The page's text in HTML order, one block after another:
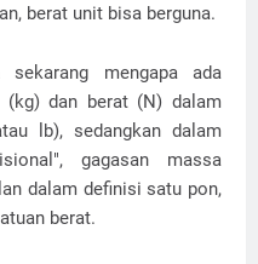
berat unit bisa berguna.
sekarang mengapa ada
dan berat (N) dalam
lb), sedangkan dalam
gagasan massa
dalam definisi satu pon,
berat.